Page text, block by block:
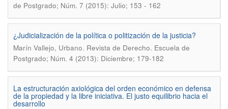
de Postgrado; Núm. 7 (2015): Julio; 153 - 162
¿Judicialización de la política o politización de la justicia?
Marín Vallejo, Urbano. Revista de Derecho. Escuela de
Postgrado; Núm. 4 (2013): Diciembre; 179-182
La estructuración axiológica del orden económico en defensa
de la propiedad y la libre iniciativa. El justo equilibrio hacia el
desarrollo